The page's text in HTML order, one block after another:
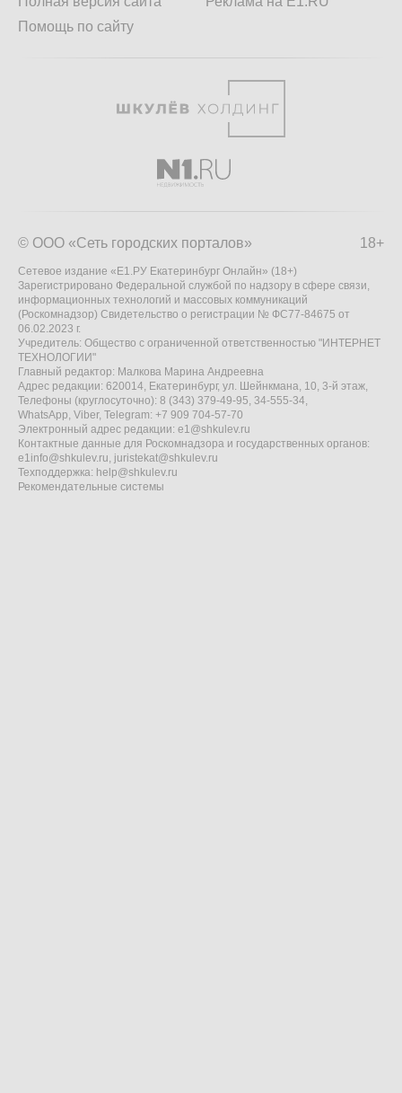
Помощь по сайту
18+
© ООО «Сеть городских порталов»
Сетевое издание «Е1.РУ Екатеринбург Онлайн» (18+)
Зарегистрировано Федеральной службой по надзору в сфере связи,
информационных технологий и массовых коммуникаций
(Роскомнадзор) Свидетельство о регистрации № ФС77-84675 от
06.02.2023 г.
Учредитель: Общество с ограниченной ответственностью "ИНТЕРНЕТ
ТЕХНОЛОГИИ"
Главный редактор: Малкова Марина Андреевна
Адрес редакции: 620014, Екатеринбург, ул. Шейнкмана, 10, 3-й этаж,
Телефоны (круглосуточно): 8 (343) 379-49-95, 34-555-34,
WhatsApp, Viber, Telegram: +7 909 704-57-70
Электронный адрес редакции: e1@shkulev.ru
Контактные данные для Роскомнадзора и государственных органов:
e1info@shkulev.ru, juristekat@shkulev.ru
Техподдержка: help@shkulev.ru
Рекомендательные системы